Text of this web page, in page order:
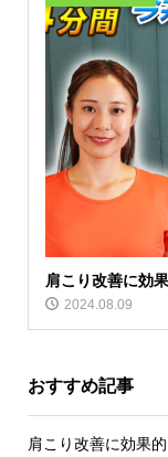
肩こり改善に効
2024.08.09
おすすめ記事
肩こり改善に効果